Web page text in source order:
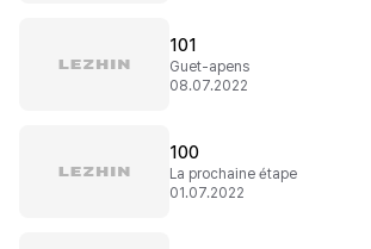
101
Guet-apens
08.07.2022
100
La prochaine étape
01.07.2022